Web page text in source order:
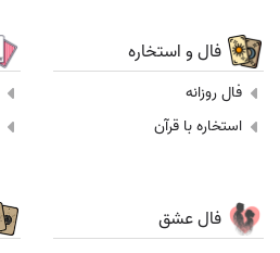
فال و استخاره
فال روزانه
استخاره با قرآن
فال عشق